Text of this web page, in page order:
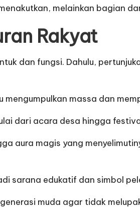
melainkan bagian
Rakyat
dan fungsi. Dahulu,
massa dan
dari acara desa hingga
aura magis yang
sarana edukatif dan simbol
muda agar tidak